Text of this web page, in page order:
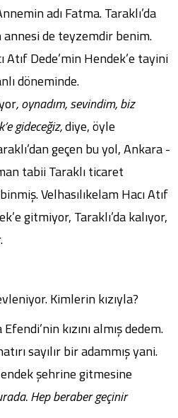
adı Fatma. Taraklı’da
annesi de teyzemdir benim.
Atıf Dede’min Hendek’e tayini
döneminde.
, oynadım, sevindim, biz
gideceğiz,diye, öyle
geçen bu yol, Ankara -
tabii Taraklı ticaret
Velhasılıkelam Hacı Atıf
gitmiyor, Taraklı’da kalıyor,
Kimlerin kızıyla?
kızını almış dedem.
sayılır bir adammış yani.
şehrine gitmesine
Hep beraber geçinir